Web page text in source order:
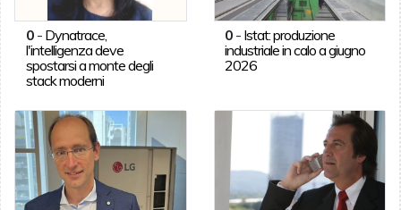
0- Dynatrace,
l'intelligenza deve
spostarsi a monte degli
stack moderni
0 - Istat: produzione
industriale in calo a giugno
2026